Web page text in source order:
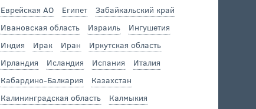
Еврейская АО
Египет
Забайкальский край
Ивановская область
Израиль
Ингушетия
Индия
Ирак Иран
Иркутская область
Ирландия
Исландия Испания
Италия
Кабардино-Балкария
Казахстан
Калининградская область
Калмыкия